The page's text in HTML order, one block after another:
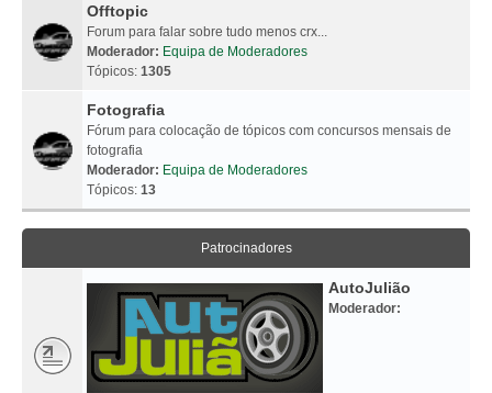
Offtopic
Forum para falar sobre tudo menos crx...
Moderador: Equipa de Moderadores
Tópicos: 1305
Fotografia
Fórum para colocação de tópicos com concursos mensais de
fotografia
Moderador: Equipa de Moderadores
Tópicos: 13
Patrocinadores
AutoJulião
Moderador: